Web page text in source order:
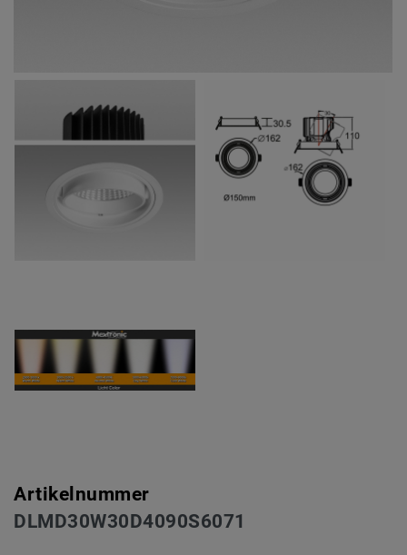
Artikelnummer
DLMD30W30D4090S6071